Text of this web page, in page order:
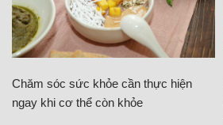
Chăm sóc sức khỏe cần thực hiện
ngay khi cơ thể còn khỏe